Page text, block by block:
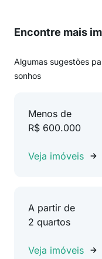
Encontre mais
Algumas sugestões
sonhos
Menos de
R$ 600.000
Veja imóveis
A partir de
2 quartos
Veja imóveis